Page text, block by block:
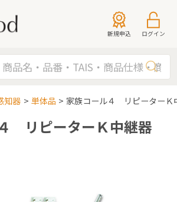
新規申込 ログイン
知器 単体品 家族コール４ リピーターＫ
リピーターＫ中継器